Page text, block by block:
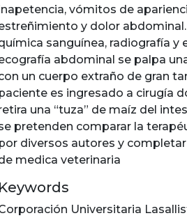
vómitos de
y dolor
sanguínea, radiografía y
abdominal se palpa
un cuerpo extraño de gran
es ingresado a cirugía
una “tuza” de maíz del
pretenden comparar la
diversos autores y
medica veterinaria
Keywords
Universitaria